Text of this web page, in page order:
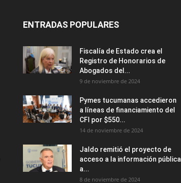
ENTRADAS POPULARES
Fiscalía de Estado crea el
Registro de Honorarios de
Abogados del...
9 de noviembre de 2024
Pymes tucumanas accedieron
a líneas de financiamiento del
CFI por $550...
14 de noviembre de 2024
Jaldo remitió el proyecto de
acceso a la información pública
a...
8 de noviembre de 2024